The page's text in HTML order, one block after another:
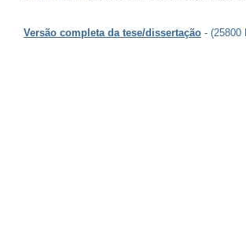
Versão completa da tese/dissertação - (25800